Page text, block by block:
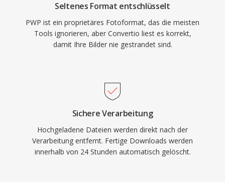
Seltenes Format entschlüsselt
PWP ist ein proprietäres Fotoformat, das die meisten
Tools ignorieren, aber Convertio liest es korrekt,
damit Ihre Bilder nie gestrandet sind.
Sichere Verarbeitung
Hochgeladene Dateien werden direkt nach der
Verarbeitung entfernt. Fertige Downloads werden
innerhalb von 24 Stunden automatisch gelöscht.